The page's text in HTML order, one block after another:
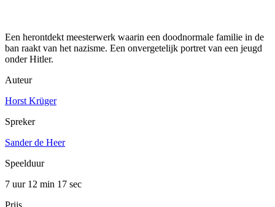
Een herontdekt meesterwerk waarin een doodnormale familie in de
ban raakt van het nazisme. Een onvergetelijk portret van een jeugd
onder Hitler.
Auteur
Horst Krüger
Spreker
Sander de Heer
Speelduur
7 uur 12 min 17 sec
Prijs